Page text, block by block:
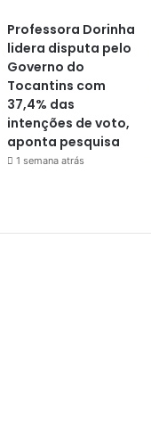
Professora Dorinha
lidera disputa pelo
Governo do
Tocantins com
37,4% das
intenções de voto,
aponta pesquisa
1 semana atrás